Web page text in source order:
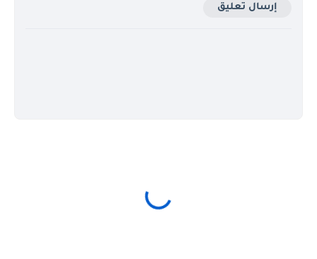
إرسال تعليق